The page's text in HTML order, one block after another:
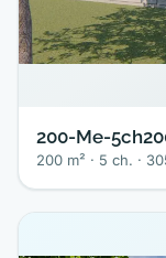
200-Me-
200 m² · 5 ch. ·